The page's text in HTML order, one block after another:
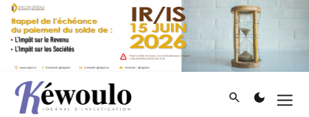
Aller au contenu
Rechercher